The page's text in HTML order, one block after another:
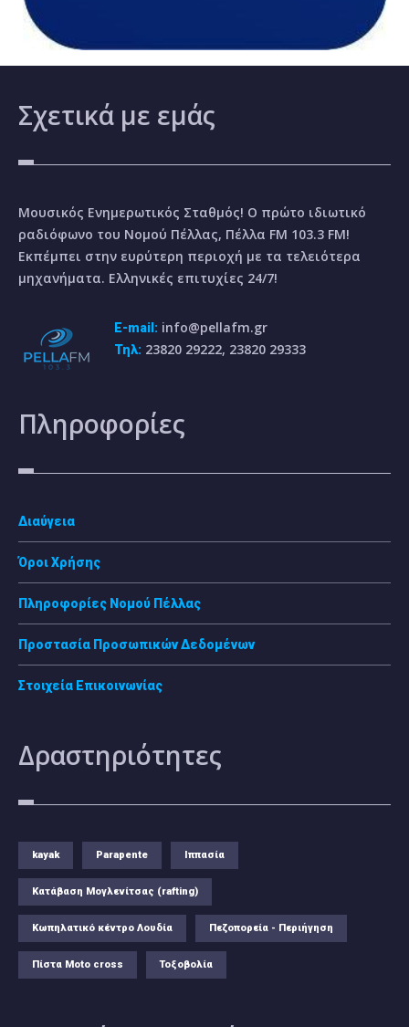
Σχετικά με εμάς
Μουσικός Ενημερωτικός Σταθμός! Ο πρώτο ιδιωτικό
ραδιόφωνο του Νομού Πέλλας, Πέλλα FM 103.3 FM!
Εκπέμπει στην ευρύτερη περιοχή με τα τελειότερα
μηχανήματα. Ελληνικές επιτυχίες 24/7!
E-mail: info@pellafm.gr
Τηλ: 23820 29222, 23820 29333
Πληροφορίες
Διαύγεια
Όροι Χρήσης
Πληροφορίες Νομού Πέλλας
Προστασία Προσωπικών Δεδομένων
Στοιχεία Επικοινωνίας
Δραστηριότητες
kayak Parapente Ιππασία
Κατάβαση Μογλενίτσας (rafting)
Κωπηλατικό κέντρο Λουδία Πεζοπορεία - Περιήγηση
Πίστα Moto cross Τοξοβολία